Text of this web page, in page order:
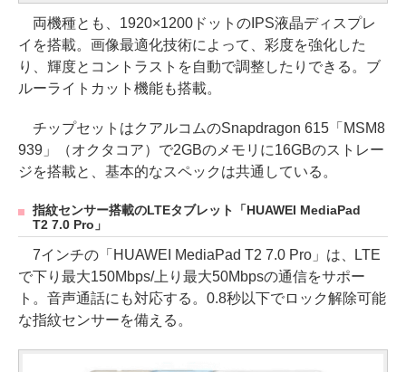
両機種とも、1920×1200ドットのIPS液晶ディスプレ
イを搭載。画像最適化技術によって、彩度を強化した
り、輝度とコントラストを自動で調整したりできる。ブ
ルーライトカット機能も搭載。
チップセットはクアルコムのSnapdragon 615「MSM8
939」（オクタコア）で2GBのメモリに16GBのストレー
ジを搭載と、基本的なスペックは共通している。
指紋センサー搭載のLTEタブレット「HUAWEI MediaPad
T2 7.0 Pro」
7インチの「HUAWEI MediaPad T2 7.0 Pro」は、LTE
で下り最大150Mbps/上り最大50Mbpsの通信をサポー
ト。音声通話にも対応する。0.8秒以下でロック解除可能
な指紋センサーを備える。